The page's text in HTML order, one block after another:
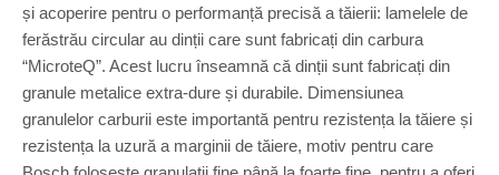
și acoperire pentru o performanță precisă a tăierii: lamelele de
ferăstrău circular au dinții care sunt fabricați din carbura
“MicroteQ”. Acest lucru înseamnă că dinții sunt fabricați din
granule metalice extra-dure și durabile. Dimensiunea
granulelor carburii este importantă pentru rezistența la tăiere și
rezistența la uzură a marginii de tăiere, motiv pentru care